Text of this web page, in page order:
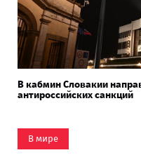
В кабмин Словакии
антироссийских санкций
В мире